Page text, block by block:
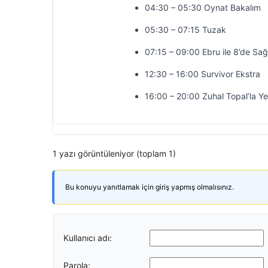
04:30 – 05:30 Oynat Bakalım
05:30 – 07:15 Tuzak
07:15 – 09:00 Ebru ile 8’de
12:30 – 16:00 Survivor Ekstra
16:00 – 20:00 Zuhal Topal’la
1 yazı görüntüleniyor (toplam 1)
Bu konuyu yanıtlamak için giriş yapmış olmalısınız.
Kullanıcı adı:
Parola: